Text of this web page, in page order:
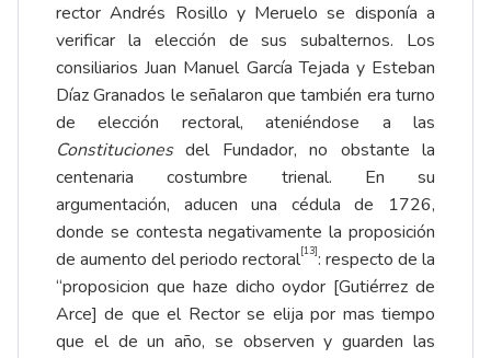
rector Andrés Rosillo y Meruelo se disponía a
verificar la elección de sus subalternos. Los
consiliarios Juan Manuel García Tejada y Esteban
Díaz Granados le señalaron que también era turno
de elección rectoral, ateniéndose a las
Constitucionesdel Fundador, no obstante la
centenaria costumbre trienal. En su
argumentación, aducen una cédula de 1726,
donde se contesta negativamente la proposición
de aumento del periodo rectoral[13]: respecto de la
“proposicion que haze dicho oydor [Gutiérrez de
Arce] de que el Rector se elija por mas tiempo
que el de un año, se observen y guarden las